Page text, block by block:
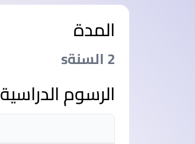
المدة
2 السنةs
الرسوم الدراسية